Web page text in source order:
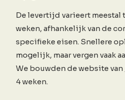
De levertijd varieert meestal
weken, afhankelijk van de
specifieke eisen. Snellere
mogelijk, maar vergen vaak
We bouwden de website van
4 weken.